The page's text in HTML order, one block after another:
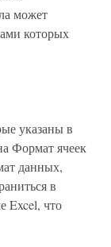
может
которых
указаны в
Формат ячеек
данных,
в
Excel, что